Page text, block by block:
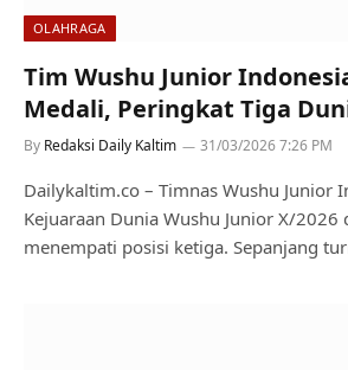
OLAHRAGA
Tim Wushu Junior
Medali, Peringkat Tiga
By Redaksi Daily Kaltim 31/03/2026 7:26 PM
Dailykaltim.co – Timnas Wushu Junior
Kejuaraan Dunia Wushu Junior X/2026
menempati posisi ketiga. Sepanjang